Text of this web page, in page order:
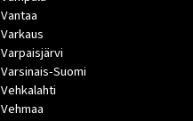
Vantaa
Varkaus
Varpaisjärvi
Varsinais-Suomi
Vehkalahti
Vehmaa